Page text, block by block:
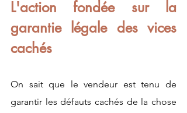
L'action fondée sur la
garantie légale des vices
cachés
On sait que le vendeur est tenu de
garantir les défauts cachés de la chose